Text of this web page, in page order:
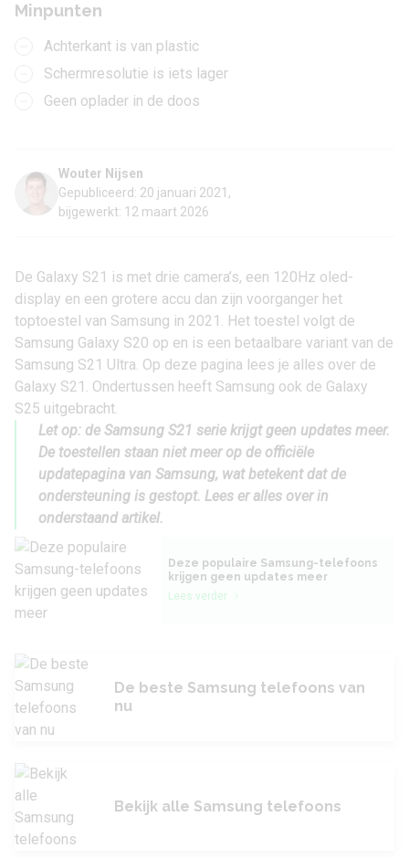
Minpunten
Achterkant is van plastic
Schermresolutie is iets lager
Geen oplader in de doos
Wouter Nijsen
Gepubliceerd: 20 januari 2021,
bijgewerkt: 12 maart 2026
De Galaxy S21 is met drie camera’s, een 120Hz oled-
display en een grotere accu dan zijn voorganger het
toptoestel van Samsung in 2021. Het toestel volgt de
Samsung Galaxy S20 op en is een betaalbare variant van de
Samsung S21 Ultra. Op deze pagina lees je alles over de
Galaxy S21. Ondertussen heeft Samsung ook de Galaxy
S25 uitgebracht.
Let op: de Samsung S21 serie krijgt geen updates meer.
De toestellen staan niet meer op de officiële
updatepagina van Samsung, wat betekent dat de
ondersteuning is gestopt. Lees er alles over in
onderstaand artikel.
Deze populaire Samsung-telefoons
krijgen geen updates meer
Lees verder
De beste Samsung telefoons van
nu
Bekijk alle Samsung telefoons